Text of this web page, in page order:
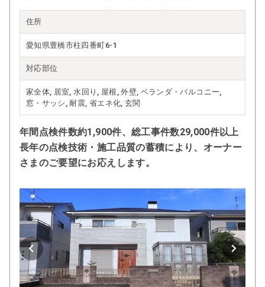
住所
愛知県豊橋市柱四番町6-1
対応部位
家全体, 居室, 水回り, 屋根, 外壁, ベランダ・バルコニー,
窓・サッシ, 耐震, 省エネ化, 玄関
年間点検件数約1,900件、総工事件数29,000件以上
長年の点検技術・施工品質の蓄積により、オーナー
さまのご要望にお応えします。